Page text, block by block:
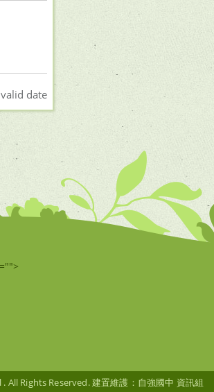
date
Rights Reserved. 建置維護：自強國中 資訊組